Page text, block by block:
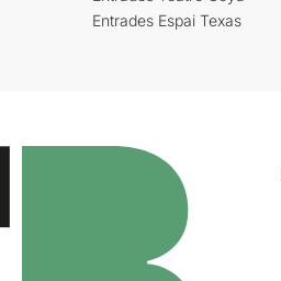
Entrades Espai Texas